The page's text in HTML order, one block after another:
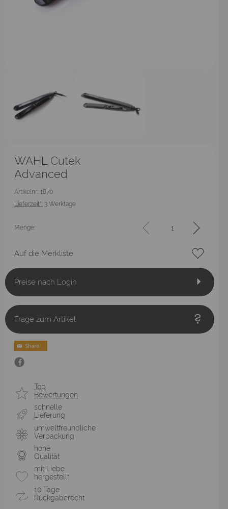
WAHL Cutek
Advanced
Artikelnr.: 1870
Lieferzeit*: 3 Werktage
Menge:
Auf die Merkliste
Preise nach Login
Frage zum Artikel
Top
Bewertungen
schnelle
Lieferung
umweltfreundliche
Verpackung
hohe
Qualität
mit Liebe
hergestellt
10 Tage
Rückgaberecht